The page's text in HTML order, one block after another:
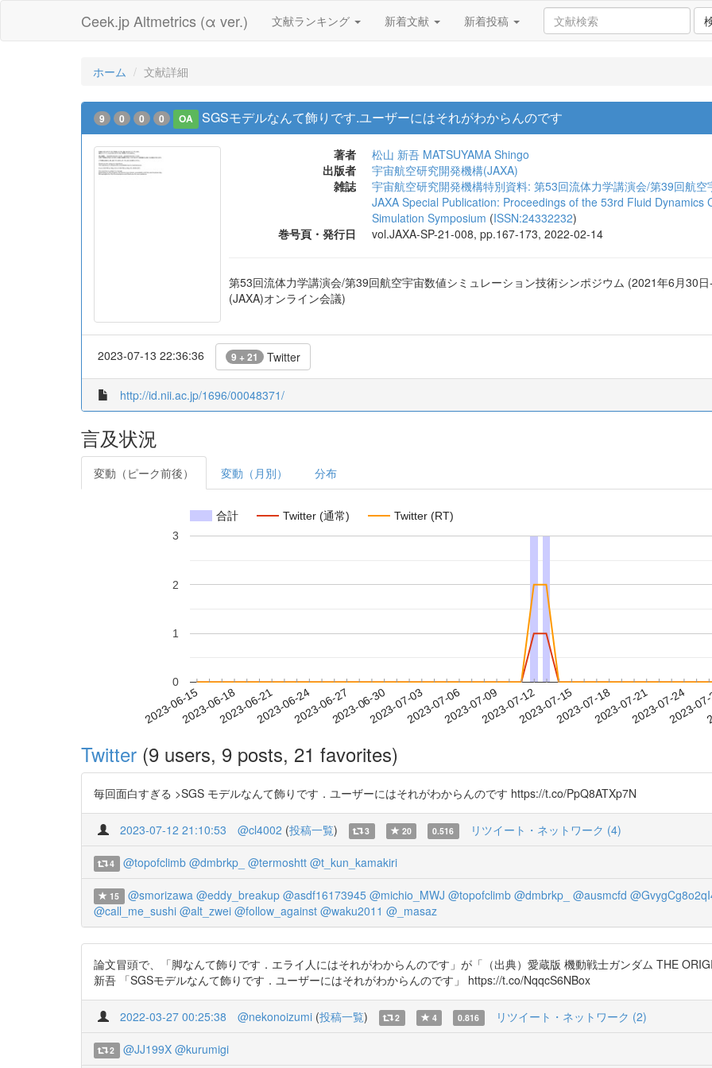
Ceek.jp Altmetrics (α ver.) 文献ランキング 新着文献 新着投稿
ホーム 文献詳細
9 0 0 0 OA SGSモデルなんて飾りです.ユーザーにはそれがわからんのです
著者 松山 新吾 MATSUYAMA Shingo
出版者
宇宙航空研究開発機構(JAXA)
雑誌
宇宙航空研究開発機構特別資料: 第53回流体力学講演会/第39回航
JAXA Special Publication: Proceedings of the 53rd Fluid
Simulation Symposium (ISSN:24332232)
巻号頁・発行日
vol.JAXA-SP-21-008, pp.167-173, 2022-02-14
第53回流体力学講演会/第39回航空宇宙数値シミュレーション技術シンポジウム (2021年6月30
(JAXA)オンライン会議)
2023-07-13 22:36:36 9 + 21 Twitter
http://id.nii.ac.jp/1696/00048371/
言及状況
変動（ピーク前後） 変動（月別） 分布
合計 Twitter (通常) Twitter (RT)
2023-06-152023-06-182023-06-212023-06-242023-06-272023-06-302023-07-032023-07-062023-07-092023-07-122023-07-152023-07-182023-07-212023-07-24
2023-
0
1
2
3
Twitter (9 users, 9 posts, 21 favorites)
毎回面白すぎる >SGS モデルなんて飾りです．ユーザーにはそれがわからんのです https://t.co/PpQ8ATXp7N
2023-07-12 21:10:53 @cl4002 (投稿一覧) 3 20 0.516 リツイート・ネットワーク (4)
4 @topofclimb @dmbrkp_ @termoshtt @t_kun_kamakiri
15 @smorizawa @eddy_breakup @asdf16173945 @michio_MWJ @topofclimb @dmbrkp_ @ausmcfd
@call_me_sushi @alt_zwei @follow_against @waku2011 @_masaz
論文冒頭で、「脚なんて飾りです．エライ人にはそれがわからんのです」が「（出典）愛蔵版 機動戦士ガンダム THE
新吾 「SGSモデルなんて飾りです．ユーザーにはそれがわからんのです」 https://t.co/NqqcS6NBox
2022-03-27 00:25:38 @nekonoizumi (投稿一覧) 2 4 0.816 リツイート・ネットワーク (2)
2 @JJ199X @kurumigi